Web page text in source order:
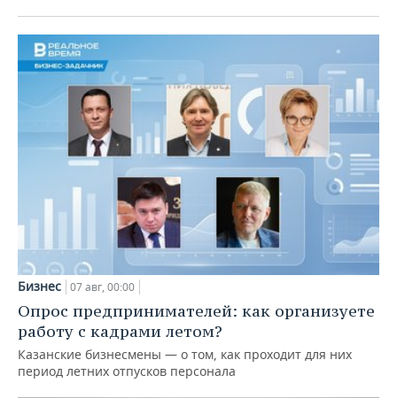
Бизнес 07 авг, 00:00
Опрос предпринимателей: как организуете
работу с кадрами летом?
Казанские бизнесмены — о том, как проходит для них
период летних отпусков персонала